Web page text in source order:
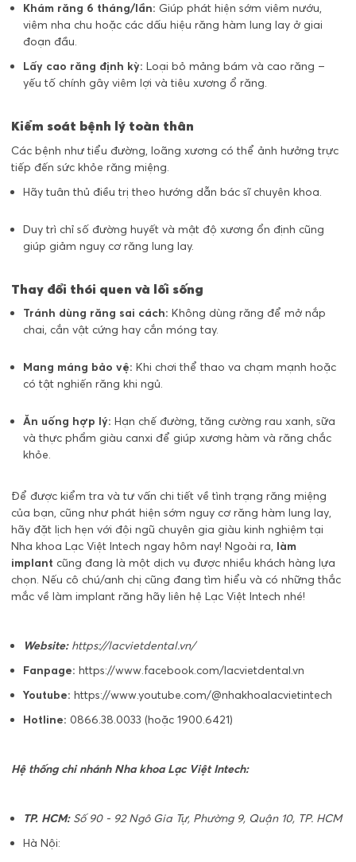
Khám răng 6 tháng/lần: Giúp phát hiện sớm viêm nướu,
viêm nha chu hoặc các dấu hiệu răng hàm lung lay ở giai
đoạn đầu.
Lấy cao răng định kỳ: Loại bỏ mảng bám và cao răng –
yếu tố chính gây viêm lợi và tiêu xương ổ răng.
Kiểm soát bệnh lý toàn thân
Các bệnh như tiểu đường, loãng xương có thể ảnh hưởng trực
tiếp đến sức khỏe răng miệng.
Hãy tuân thủ điều trị theo hướng dẫn bác sĩ chuyên khoa.
Duy trì chỉ số đường huyết và mật độ xương ổn định cũng
giúp giảm nguy cơ răng lung lay.
Thay đổi thói quen và lối sống
Tránh dùng răng sai cách: Không dùng răng để mở nắp
chai, cắn vật cứng hay cắn móng tay.
Mang máng bảo vệ: Khi chơi thể thao va chạm mạnh hoặc
có tật nghiến răng khi ngủ.
Ăn uống hợp lý: Hạn chế đường, tăng cường rau xanh, sữa
và thực phẩm giàu canxi để giúp xương hàm và răng chắc
khỏe.
Để được kiểm tra và tư vấn chi tiết về tình trạng răng miệng
của bạn, cũng như phát hiện sớm nguy cơ răng hàm lung lay,
hãy đặt lịch hẹn với đội ngũ chuyên gia giàu kinh nghiệm tại
Nha khoa Lạc Việt Intech ngay hôm nay! Ngoài ra, làm
implant cũng đang là một dịch vụ được nhiều khách hàng lựa
chọn. Nếu cô chú/anh chị cũng đang tìm hiểu và có những thắc
mắc về làm implant răng hãy liên hệ Lạc Việt Intech nhé!
Website: https://lacvietdental.vn/
Fanpage: https://www.facebook.com/lacvietdental.vn
Youtube: https://www.youtube.com/@nhakhoalacvietintech
Hotline: 0866.38.0033 (hoặc 1900.6421)
Hệ thống chi nhánh Nha khoa Lạc Việt Intech:
TP. HCM: Số 90 - 92 Ngô Gia Tự, Phường 9, Quận 10, TP. HCM
Hà Nội: